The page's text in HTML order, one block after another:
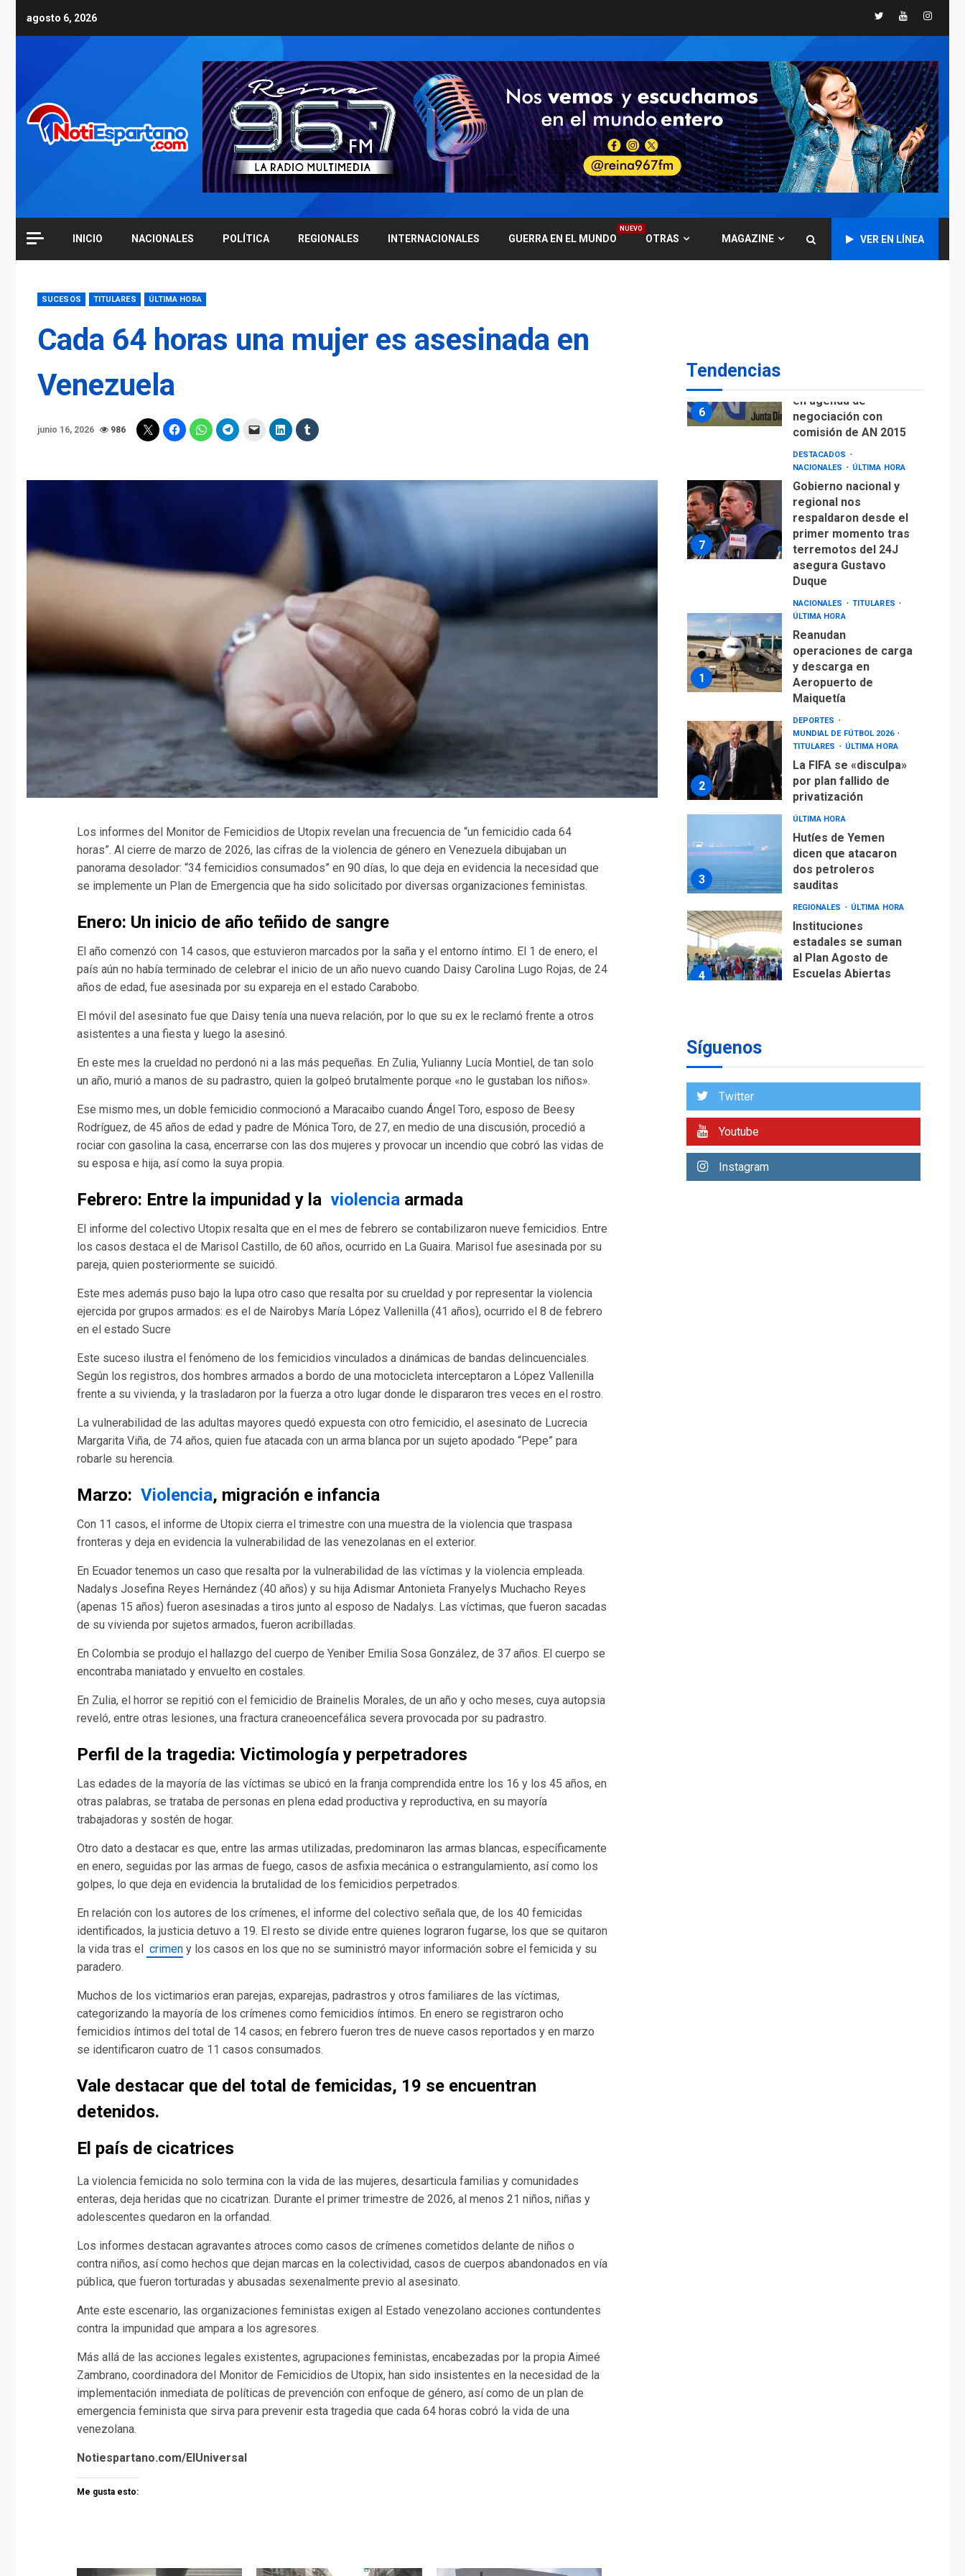
agosto 6, 2026 TwitterYoutube
INICIO NACIONALES POLÍTICA REGIONALES INTERNACIONALES GUERRA EN EL MUNDO
NUEVO
OTRAS MAGAZINE VER EN LÍNEA
SUCESOS TITULARES ÚLTIMA HORA
Cada 64 horas una mujer es asesinada en
Venezuela
junio 16, 2026 986
Los informes del Monitor de Femicidios de Utopix revelan una frecuencia de “un femicidio cada 64
horas”. Al cierre de marzo de 2026, las cifras de la violencia de género en Venezuela dibujaban un
panorama desolador: “34 femicidios consumados” en 90 días, lo que deja en evidencia la necesidad que
se implemente un Plan de Emergencia que ha sido solicitado por diversas organizaciones feministas.
Enero: Un inicio de año teñido de sangre
El año comenzó con 14 casos, que estuvieron marcados por la saña y el entorno íntimo. El 1 de enero, el
país aún no había terminado de celebrar el inicio de un año nuevo cuando Daisy Carolina Lugo Rojas, de 24
años de edad, fue asesinada por su expareja en el estado Carabobo.
El móvil del asesinato fue que Daisy tenía una nueva relación, por lo que su ex le reclamó frente a otros
asistentes a una fiesta y luego la asesinó.
En este mes la crueldad no perdonó ni a las más pequeñas. En Zulia, Yulianny Lucía Montiel, de tan solo
un año, murió a manos de su padrastro, quien la golpeó brutalmente porque «no le gustaban los niños».
Ese mismo mes, un doble femicidio conmocionó a Maracaibo cuando Ángel Toro, esposo de Beesy
Rodríguez, de 45 años de edad y padre de Mónica Toro, de 27, en medio de una discusión, procedió a
rociar con gasolina la casa, encerrarse con las dos mujeres y provocar un incendio que cobró las vidas de
su esposa e hija, así como la suya propia.
Febrero: Entre la impunidad y la violencia armada
El informe del colectivo Utopix resalta que en el mes de febrero se contabilizaron nueve femicidios. Entre
los casos destaca el de Marisol Castillo, de 60 años, ocurrido en La Guaira. Marisol fue asesinada por su
pareja, quien posteriormente se suicidó.
Este mes además puso bajo la lupa otro caso que resalta por su crueldad y por representar la violencia
ejercida por grupos armados: es el de Nairobys María López Vallenilla (41 años), ocurrido el 8 de febrero
en el estado Sucre
Este suceso ilustra el fenómeno de los femicidios vinculados a dinámicas de bandas delincuenciales.
Según los registros, dos hombres armados a bordo de una motocicleta interceptaron a López Vallenilla
frente a su vivienda, y la trasladaron por la fuerza a otro lugar donde le dispararon tres veces en el rostro.
La vulnerabilidad de las adultas mayores quedó expuesta con otro femicidio, el asesinato de Lucrecia
Margarita Viña, de 74 años, quien fue atacada con un arma blanca por un sujeto apodado “Pepe” para
robarle su herencia.
Marzo: Violencia, migración e infancia
Con 11 casos, el informe de Utopix cierra el trimestre con una muestra de la violencia que traspasa
fronteras y deja en evidencia la vulnerabilidad de las venezolanas en el exterior.
En Ecuador tenemos un caso que resalta por la vulnerabilidad de las víctimas y la violencia empleada.
Nadalys Josefina Reyes Hernández (40 años) y su hija Adismar Antonieta Franyelys Muchacho Reyes
(apenas 15 años) fueron asesinadas a tiros junto al esposo de Nadalys. Las víctimas, que fueron sacadas
de su vivienda por sujetos armados, fueron acribilladas.
En Colombia se produjo el hallazgo del cuerpo de Yeniber Emilia Sosa González, de 37 años. El cuerpo se
encontraba maniatado y envuelto en costales.
En Zulia, el horror se repitió con el femicidio de Brainelis Morales, de un año y ocho meses, cuya autopsia
reveló, entre otras lesiones, una fractura craneoencefálica severa provocada por su padrastro.
Perfil de la tragedia: Victimología y perpetradores
Las edades de la mayoría de las víctimas se ubicó en la franja comprendida entre los 16 y los 45 años, en
otras palabras, se trataba de personas en plena edad productiva y reproductiva, en su mayoría
trabajadoras y sostén de hogar.
Otro dato a destacar es que, entre las armas utilizadas, predominaron las armas blancas, específicamente
en enero, seguidas por las armas de fuego, casos de asfixia mecánica o estrangulamiento, así como los
golpes, lo que deja en evidencia la brutalidad de los femicidios perpetrados.
En relación con los autores de los crímenes, el informe del colectivo señala que, de los 40 femicidas
identificados, la justicia detuvo a 19. El resto se divide entre quienes lograron fugarse, los que se quitaron
la vida tras el
crimen y los casos en los que no se suministró mayor información sobre el femicida y su
paradero.
Muchos de los victimarios eran parejas, exparejas, padrastros y otros familiares de las víctimas,
categorizando la mayoría de los crímenes como femicidios íntimos. En enero se registraron ocho
femicidios íntimos del total de 14 casos; en febrero fueron tres de nueve casos reportados y en marzo
se identificaron cuatro de 11 casos consumados.
Vale destacar que del total de femicidas, 19 se encuentran
detenidos.
El país de cicatrices
La violencia femicida no solo termina con la vida de las mujeres, desarticula familias y comunidades
enteras, deja heridas que no cicatrizan. Durante el primer trimestre de 2026, al menos 21 niños, niñas y
adolescentes quedaron en la orfandad.
Los informes destacan agravantes atroces como casos de crímenes cometidos delante de niños o
contra niños, así como hechos que dejan marcas en la colectividad, casos de cuerpos abandonados en vía
pública, que fueron torturadas y abusadas sexenalmente previo al asesinato.
Ante este escenario, las organizaciones feministas exigen al Estado venezolano acciones contundentes
contra la impunidad que ampara a los agresores.
Más allá de las acciones legales existentes, agrupaciones feministas, encabezadas por la propia Aimeé
Zambrano, coordinadora del Monitor de Femicidios de Utopix, han sido insistentes en la necesidad de la
implementación inmediata de políticas de prevención con enfoque de género, así como de un plan de
emergencia feminista que sirva para prevenir esta tragedia que cada 64 horas cobró la vida de una
venezolana.
Notiespartano.com/ElUniversal
Me gusta esto:
Tendencias
4
estadales se suman
al Plan Agosto de
Escuelas Abiertas
2026
5
REGIONALES
TITULARES
ÚLTIMA HORA
Concejo Municipal de
Mariño respalda a
Cámara de Comercio
para reforma de Ley
POLÍTICA
TITULARES
ÚLTIMA HORA
7
respaldaron desde el
primer momento tras
terremotos del 24J
asegura Gustavo
Duque
1
NACIONALES
TITULARES
ÚLTIMA HORA
Reanudan
operaciones de carga
y descarga en
Aeropuerto de
Maiquetía
2
DEPORTES
MUNDIAL DE FÚTBOL 2026
TITULARES
La FIFA se «disculpa»
por plan fallido de
privatización
3
ÚLTIMA HORA
Hutíes de Yemen
dicen que atacaron
dos petroleros
sauditas
4
REGIONALES ÚLTIMA HORA
estadales se suman
al Plan Agosto de
Escuelas Abiertas
2026
5
ÚLTIMA HORA
Concejo Municipal de
Mariño respalda a
Cámara de Comercio
para reforma de Ley
Síguenos
Twitter
Youtube
Instagram